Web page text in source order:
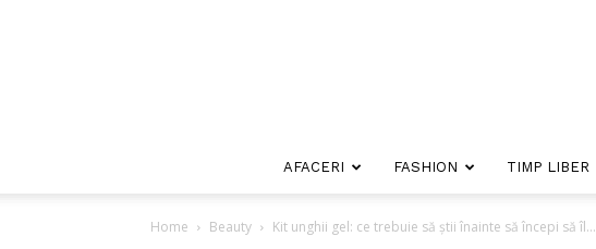
AFACERI FASHION TIMP LIBER
Home Beauty Kit unghii gel: ce trebuie să știi înainte să începi să îl...